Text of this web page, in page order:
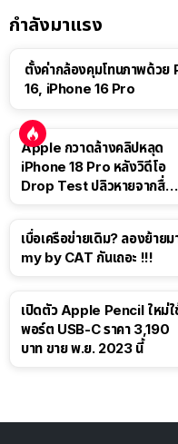
กำลังมาแรง
ตั้งค่ากล้องคุมโทนภาพด้ว
16, iPhone 16 Pro
Apple กวาดล้างคลิปหลุด
iPhone 18 Pro หลังวิดีโอ
Drop Test ปลิวหายจากสื่อ
เบื่อเครือข่ายเดิม? ลองย้ายม
my by CAT กันเถอะ !!!
เปิดตัว Apple Pencil ใหม่ใ
พอร์ต USB-C ราคา 3,190
บาท ขาย พ.ย. 2023 นี้